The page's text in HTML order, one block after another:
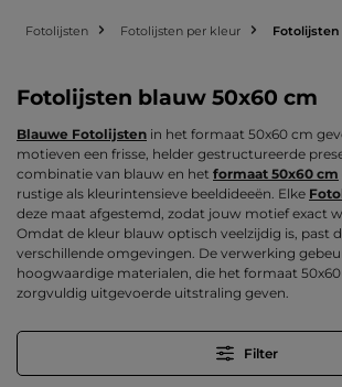
Fotolijsten Fotolijsten per kleur
Fotolijsten blauw 50x60 cm
Blauwe Fotolijsten in het formaat 50x60 cm
motieven een frisse, helder gestructureerde
combinatie van blauw en het formaat 50x60 cm
rustige als kleurintensieve beeldideeën. Elke
deze maat afgestemd, zodat jouw motief exact
Omdat de kleur blauw optisch veelzijdig is, past
verschillende omgevingen. De verwerking
hoogwaardige materialen, die het formaat
zorgvuldig uitgevoerde uitstraling geven.
Filter